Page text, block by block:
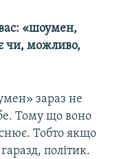
«шоумен,
чи, можливо,
зараз не
Тому що воно
Тобто якщо
політик.